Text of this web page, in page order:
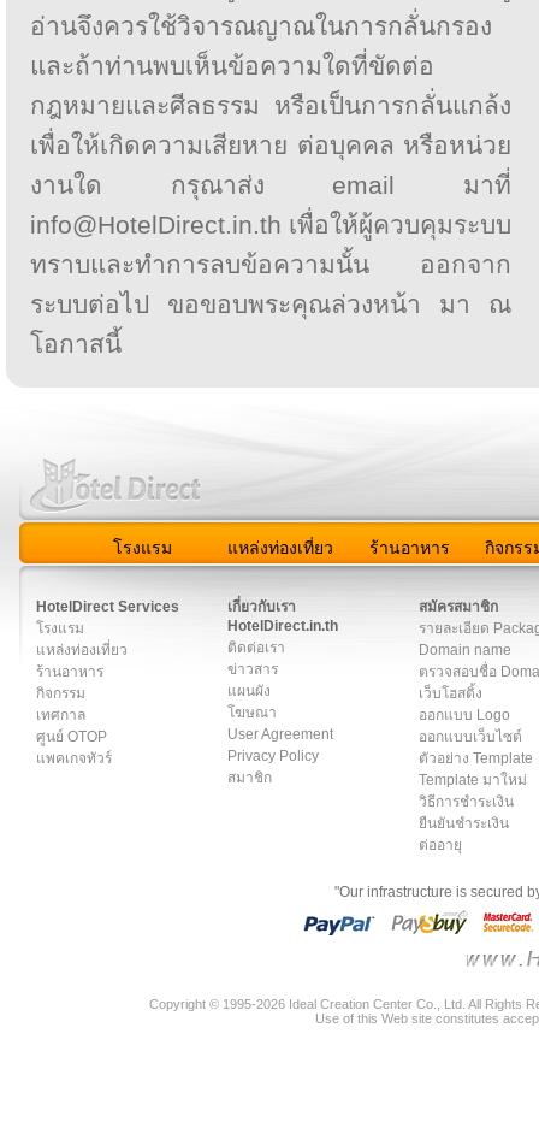
อ่านจึงควรใช้วิจารณญาณในการกลั่นกรอง
และถ้าท่านพบเห็นข้อความใดที่ขัดต่อ
กฎหมายและศีลธรรม หรือเป็นการกลั่นแกล้ง
เพื่อให้เกิดความเสียหาย ต่อบุคคล หรือหน่วย
งานใด กรุณาส่ง email มาที่
info@HotelDirect.in.th เพื่อให้ผู้ควบคุมระบบ
ทราบและทำการลบข้อความนั้น ออกจาก
ระบบต่อไป ขอขอบพระคุณล่วงหน้า มา ณ
โอกาสนี้
โรงแรม แหล่งท่องเที่ยว ร้านอาหาร กิจกรร
HotelDirect Services
โรงแรม
แหล่งท่องเที่ยว
ร้านอาหาร
กิจกรรม
เทศกาล
ศูนย์ OTOP
แพคเกจทัวร์
เกี่ยวกับเรา
HotelDirect.in.th
ติดต่อเรา
ข่าวสาร
แผนผัง
โฆษณา
User Agreement
Privacy Policy
สมาชิก
สมัครสมาชิก
รายละเอียด
Domain name
ตรวจสอบชื่อ
เว็บโฮสติ้ง
ออกแบบ Logo
ออกแบบเว็บไซต์
ตัวอย่าง Template
Template มาใหม่
วิธีการชำระเงิน
ยืนยันชำระเงิน
ต่ออายุ
"Our infrastructure is secured
Copyright © 1995-2026 Ideal Creation Center Co., Ltd. All Rights
Use of this Web site constitutes